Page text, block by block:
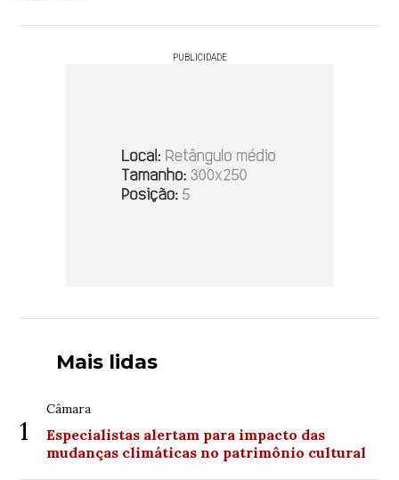
PUBLICIDADE
Mais lidas
1
Câmara
Especialistas alertam para impacto das
mudanças climáticas no patrimônio cultural